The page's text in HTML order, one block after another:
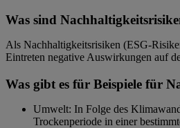
Was sind
Als Nachhaltigkeitsrisiken (ESG-
Eintreten negative Auswirkungen auf
Was gibt es für Beispiele für
Umwelt: In Folge des
Trockenperiode in einer